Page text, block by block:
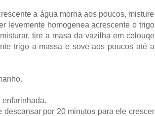
a água morna aos poucos, misture
levemente homogenea acrescente o trigo
tire a masa da vazilha em colouqe
trigo a massa e sove aos poucos até a
enfarinhada.
por 20 minutos para ele crescer